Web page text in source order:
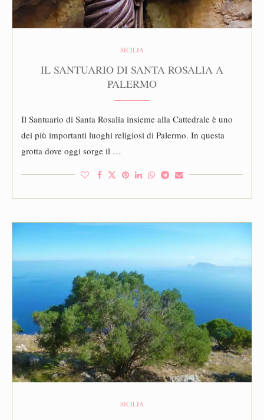
SICILIA
IL SANTUARIO DI SANTA ROSALIA A
PALERMO
Il Santuario di Santa Rosalia insieme alla Cattedrale è uno
dei più importanti luoghi religiosi di Palermo. In questa
grotta dove oggi sorge il …
SICILIA